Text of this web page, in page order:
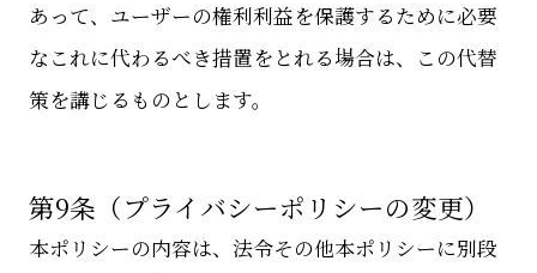
あって、ユーザーの権利利益を保護するために必要
なこれに代わるべき措置をとれる場合は、この代替
策を講じるものとします。
第9条（プライバシーポリシーの変更）
本ポリシーの内容は、法令その他本ポリシーに別段